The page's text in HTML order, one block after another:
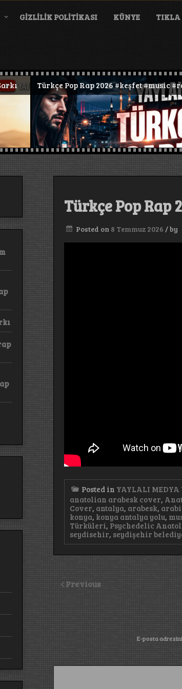
GIZLILIK POLITIKASI KÜNYE TIKLA
Türkçe Pop Rap 2026 #keşfet #music #rap
Türkçe Pop Rap
Posted on 8 Temmuz 2026 /by
Posted in YAYLALI MEDYA
anatolian arabesk cover,
Cover, antalya, arabesk,
konya, konya antalya yolu,
Türküleri, Psychedelic
seydisehir, seydişehir
Previous
E-posta